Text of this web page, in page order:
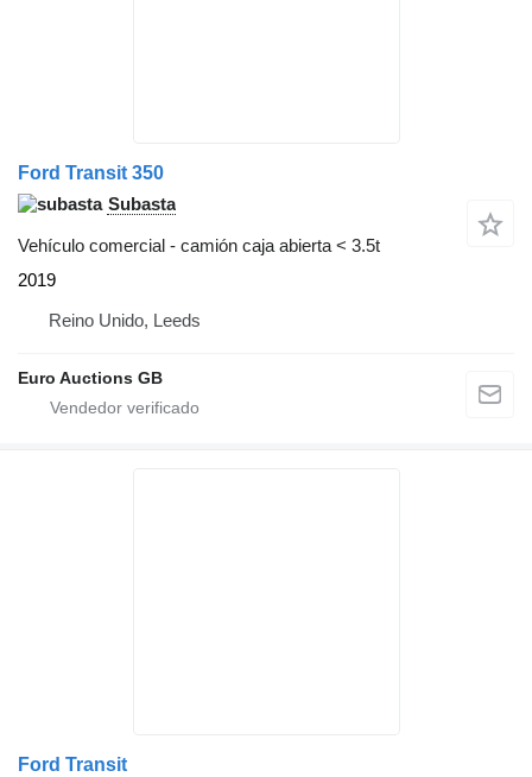
Ford Transit 350
Subasta
Vehículo comercial - camión caja abierta < 3.5t
2019
Reino Unido, Leeds
Euro Auctions GB
Ford Transit